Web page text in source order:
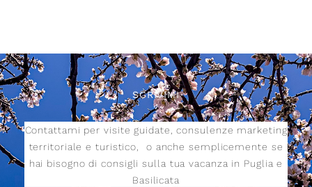
SCRIVIMI
Contattami per visite guidate, consulenze marketing
territoriale e turistico, o anche semplicemente se
hai bisogno di consigli sulla tua vacanza in Puglia e
Basilicata